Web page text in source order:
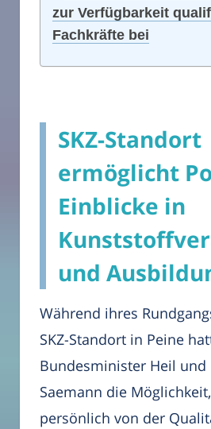
zur Verfügbarkeit
Fachkräfte bei
SKZ-Standort
ermöglicht
Einblicke in
und
Während ihres
SKZ-Standort in Peine
Bundesminister Heil
Saemann die
persönlich von der